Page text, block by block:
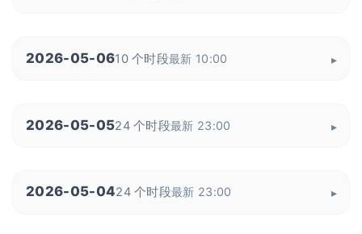
2026-05-0610 个时段最新 10:00
2026-05-0524 个时段最新 23:00
2026-05-0424 个时段最新 23:00